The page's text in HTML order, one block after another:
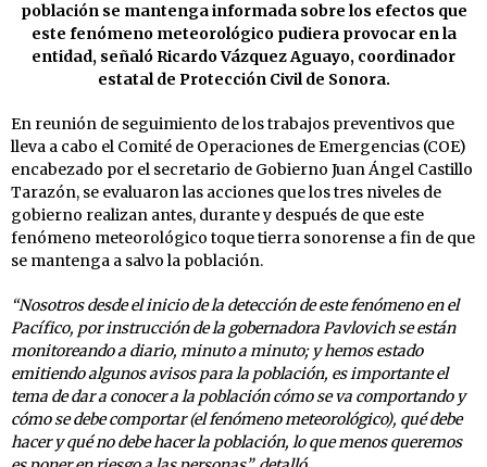
población se mantenga informada sobre los efectos que
este fenómeno meteorológico pudiera provocar en la
entidad, señaló Ricardo Vázquez Aguayo, coordinador
estatal de Protección Civil de Sonora.
En reunión de seguimiento de los trabajos preventivos que
lleva a cabo el Comité de Operaciones de Emergencias (COE)
encabezado por el secretario de Gobierno Juan Ángel Castillo
Tarazón, se evaluaron las acciones que los tres niveles de
gobierno realizan antes, durante y después de que este
fenómeno meteorológico toque tierra sonorense a fin de que
se mantenga a salvo la población.
“Nosotros desde el inicio de la detección de este fenómeno en el
Pacífico, por instrucción de la gobernadora Pavlovich se están
monitoreando a diario, minuto a minuto; y hemos estado
emitiendo algunos avisos para la población, es importante el
tema de dar a conocer a la población cómo se va comportando y
cómo se debe comportar (el fenómeno meteorológico), qué debe
hacer y qué no debe hacer la población, lo que menos queremos